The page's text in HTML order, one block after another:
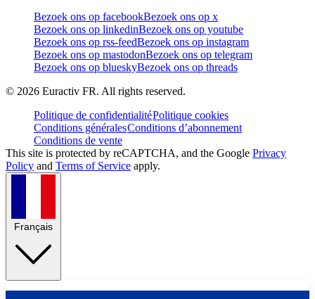
Bezoek ons op facebookBezoek ons op x
Bezoek ons op linkedinBezoek ons op youtube
Bezoek ons op rss-feedBezoek ons op instagram
Bezoek ons op mastodonBezoek ons op telegram
Bezoek ons op blueskyBezoek ons op threads
© 2026 Euractiv FR. All rights reserved.
Politique de confidentialitéPolitique cookies
Conditions généralesConditions d’abonnement
Conditions de vente
This site is protected by reCAPTCHA, and the Google Privacy
Policy and Terms of Service apply.
Français